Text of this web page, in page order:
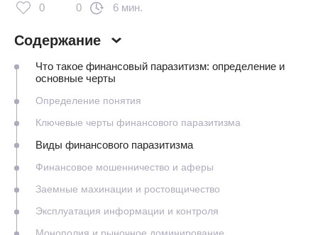
0 0 6 мин.
Содержание
Что такое финансовый паразитизм: определение и
основные черты
Определение понятия
Ключевые черты финансового паразитизма
Виды финансового паразитизма
Финансовое мошенничество и аферы
Заемные махинации и ростовщичество
Эксплуатация информации и контроля
Монополия и рыночное доминирование